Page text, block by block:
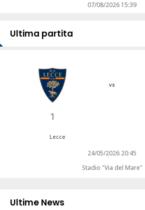
07/08/2026 15:39
Ultima partita
1
vs
Lecce
24/05/2026 20:45
Stadio "Via del Mare"
Ultime News